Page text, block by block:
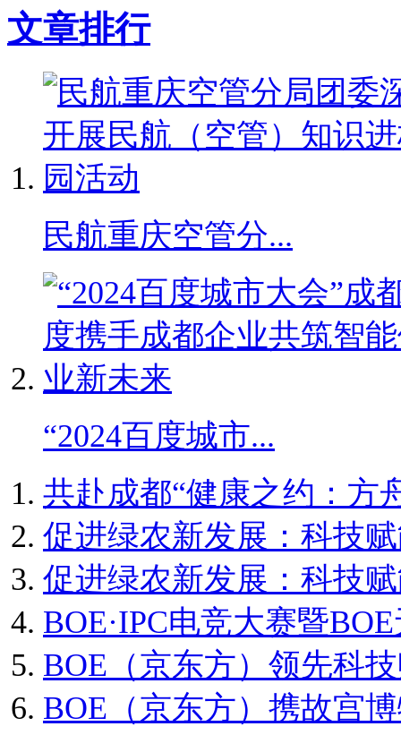
文章排行
民航重庆空管分...
“2024百度城市...
共赴成都“健康之约：方
促进绿农新发展：科技
促进绿农新发展：科技
BOE·IPC电竞大赛暨
BOE（京东方）领先科
BOE（京东方）携故宫